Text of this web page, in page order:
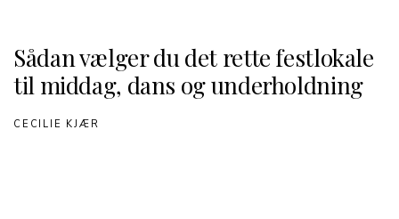
Sådan vælger du det rette festlokale
til middag, dans og underholdning
CECILIE KJÆR